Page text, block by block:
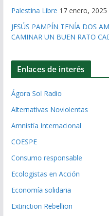
Palestina Libre 17 enero, 2025
JESÚS PAMPÍN TENÍA DOS
CAMINAR UN BUEN RATO
Enlaces de interés
Ágora Sol Radio
Alternativas Noviolentas
Amnistía Internacional
COESPE
Consumo responsable
Ecologistas en Acción
Economía solidaria
Extinction Rebellion